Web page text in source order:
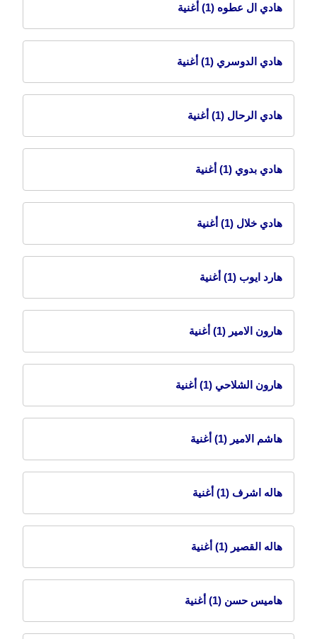
هادي ال عطوه (1) أغنية
هادي الدوسري (1) أغنية
هادي الرحال (1) أغنية
هادي بدوي (1) أغنية
هادي خلال (1) أغنية
هارد ايوب (1) أغنية
هارون الامير (1) أغنية
هارون الشلاحي (1) أغنية
هاشم الامير (1) أغنية
هاله اشرف (1) أغنية
هاله القصير (1) أغنية
هاميس حسن (1) أغنية